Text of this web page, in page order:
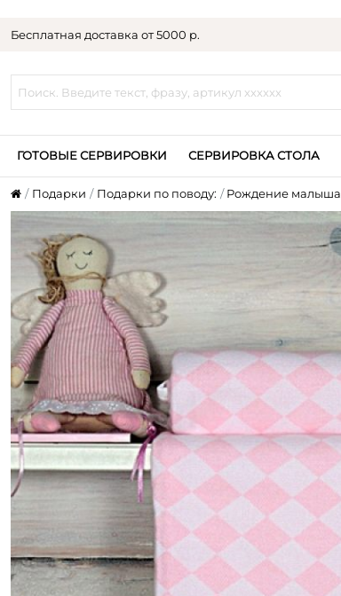
Бесплатная доставка от 5000 р.
ГОТОВЫЕ СЕРВИРОВКИ СЕРВИРОВКА СТОЛА
Подарки Подарки по поводу: Рождение малыша